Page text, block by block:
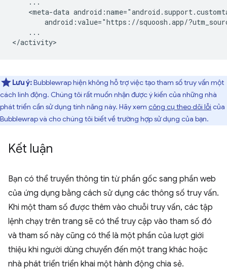
<meta-data
android:value="https://squoosh.app/
...
Lưu ý:Bubblewrap hiện không hỗ trợ việc tạo tham số truy vấn một
cách linh động. Chúng tôi rất muốn nhận được ý kiến của những nhà
phát triển cần sử dụng tính năng này. Hãy xem công cụ theo dõi lỗi của
Bubblewrap và cho chúng tôi biết về trường hợp sử dụng của bạn.
Kết luận
Bạn có thể truyền thông tin từ phần gốc sang phần web
của ứng dụng bằng cách sử dụng các thông số truy vấn.
Khi một tham số được thêm vào chuỗi truy vấn, các tập
lệnh chạy trên trang sẽ có thể truy cập vào tham số đó
và tham số này cũng có thể là một phần của lượt giới
thiệu khi người dùng chuyển đến một trang khác hoặc
nhà phát triển triển khai một hành động chia sẻ.